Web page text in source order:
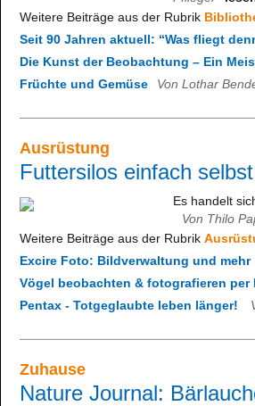
Weitere Beiträge aus der Rubrik
Seit 90 Jahren aktuell: “Was fliegt
Die Kunst der Beobachtung – Ein
Früchte und Gemüse
Von Lothar
Ausrüstung
Futtersilos einfach
Es handelt
Von Thilo
Weitere Beiträge aus der Rubrik
Excire Foto: Bildverwaltung und mehr
Vögel beobachten & fotografieren per
Pentax - Totgeglaubte leben länger!
Zuhause
Nature Journal: